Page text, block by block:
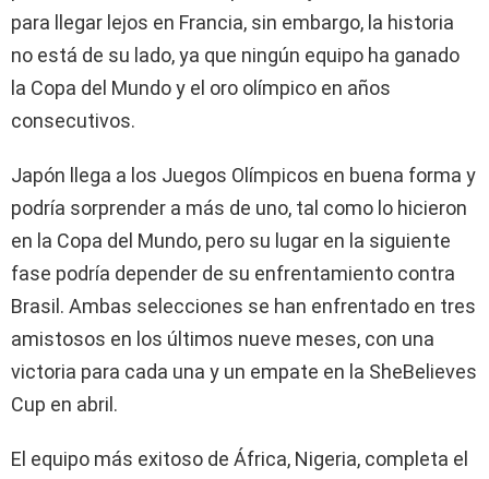
para llegar lejos en Francia, sin embargo, la historia
no está de su lado, ya que ningún equipo ha ganado
la Copa del Mundo y el oro olímpico en años
consecutivos.
Japón llega a los Juegos Olímpicos en buena forma y
podría sorprender a más de uno, tal como lo hicieron
en la Copa del Mundo, pero su lugar en la siguiente
fase podría depender de su enfrentamiento contra
Brasil. Ambas selecciones se han enfrentado en tres
amistosos en los últimos nueve meses, con una
victoria para cada una y un empate en la SheBelieves
Cup en abril.
El equipo más exitoso de África, Nigeria, completa el